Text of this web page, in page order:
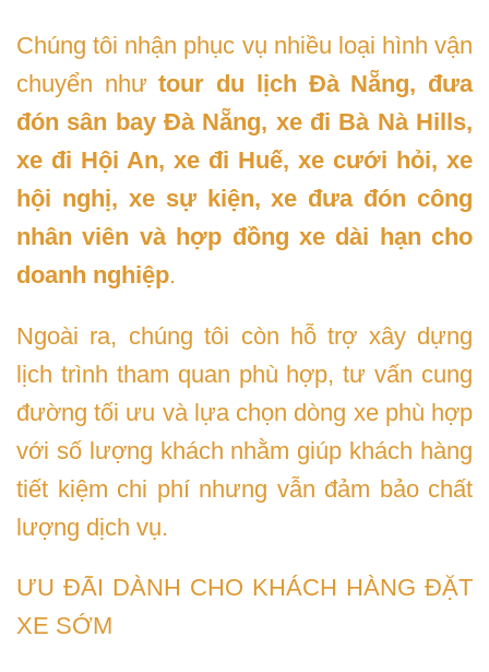
Chúng tôi nhận phục vụ nhiều loại hình vận
chuyển nhưtour du lịch Đà Nẵng, đưa
đón sân bay Đà Nẵng, xe đi Bà Nà Hills,
xe đi Hội An, xe đi Huế, xe cưới hỏi, xe
hội nghị, xe sự kiện, xe đưa đón công
nhân viên và hợp đồng xe dài hạn cho
doanh nghiệp.
Ngoài ra, chúng tôi còn hỗ trợ xây dựng
lịch trình tham quan phù hợp, tư vấn cung
đường tối ưu và lựa chọn dòng xe phù hợp
với số lượng khách nhằm giúp khách hàng
tiết kiệm chi phí nhưng vẫn đảm bảo chất
lượng dịch vụ.
ƯU ĐÃI DÀNH CHO KHÁCH HÀNG ĐẶT
XE SỚM